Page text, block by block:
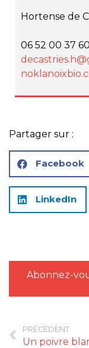
Hortense de
06 52 00 37 60
Partager sur :
Facebook
LinkedIn
Abonnez-
PRÉCÉDENT